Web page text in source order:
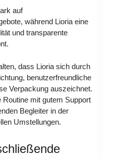
auf
während Lioria eine
und transparente
dass Lioria sich durch
benutzerfreundliche
Verpackung auszeichnet.
mit gutem Support
Begleiter in der
Umstellungen.